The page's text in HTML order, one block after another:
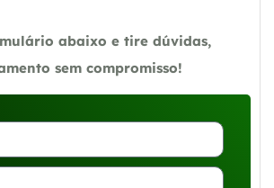
abaixo e tire dúvidas,
sem compromisso!